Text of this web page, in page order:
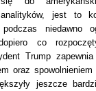
analityków, jest to
niedawno
co
Trump
oraz
jeszcze